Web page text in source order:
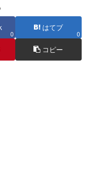
0
はてブ
0
コピー